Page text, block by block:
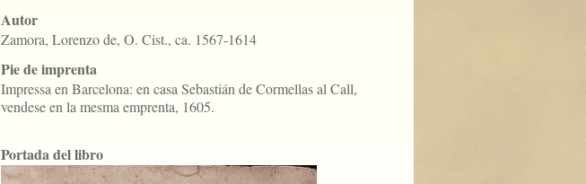
Autor
Zamora, Lorenzo de, O. Cist., ca. 1567-1614
Pie de imprenta
Impressa en Barcelona: en casa Sebastián de Cormellas al Call,
vendese en la mesma emprenta, 1605.
Portada del libro